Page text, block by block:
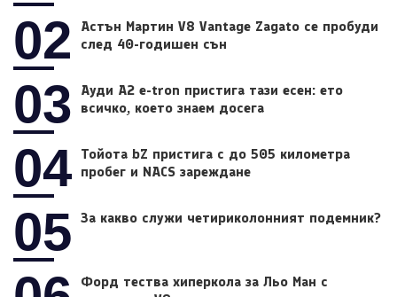
02
Астън Мартин V8 Vantage Zagato се пробуди
след 40-годишен сън
03
Ауди A2 e-tron пристига тази есен: ето
всичко, което знаем досега
04 Тойота bZ пристига с до 505 километра
пробег и NACS зареждане
05 За какво служи четириколонният подемник?
Форд тества хиперкола за Льо Ман с